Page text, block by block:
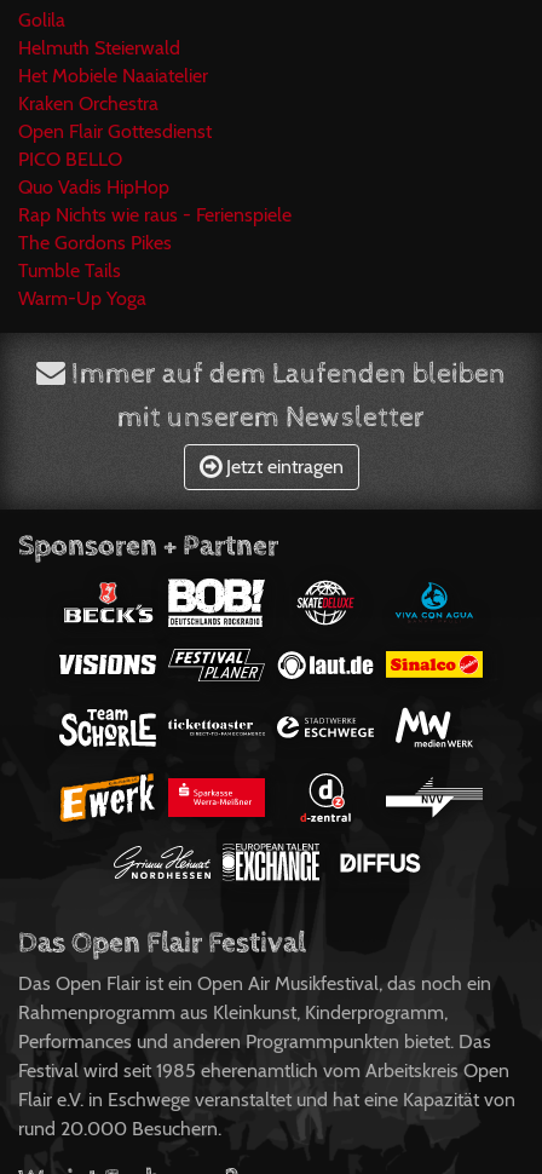
Golila
Helmuth Steierwald
Het Mobiele Naaiatelier
Kraken Orchestra
Open Flair Gottesdienst
PICO BELLO
Quo Vadis HipHop
Rap Nichts wie raus - Ferienspiele
The Gordons Pikes
Tumble Tails
Warm-Up Yoga
Immer auf dem Laufenden bleiben
mit unserem Newsletter
Jetzt eintragen
Sponsoren + Partner
Das Open Flair Festival
Das Open Flair ist ein Open Air Musikfestival, das noch ein
Rahmenprogramm aus Kleinkunst, Kinderprogramm,
Performances und anderen Programmpunkten bietet. Das
Festival wird seit 1985 eherenamtlich vom Arbeitskreis Open
Flair e.V. in Eschwege veranstaltet und hat eine Kapazität von
rund 20.000 Besuchern.